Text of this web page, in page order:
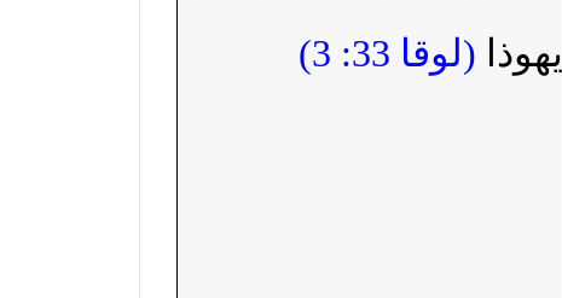
يهوذا (لوقا 33: 3 )